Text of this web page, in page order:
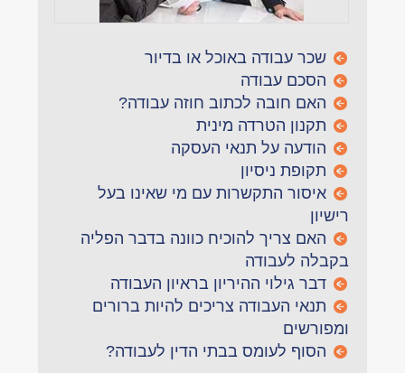
שכר עבודה באוכל או בדיור
הסכם עבודה
האם חובה לכתוב חוזה עבודה?
תקנון הטרדה מינית
הודעה על תנאי העסקה
תקופת ניסיון
איסור התקשרות עם מי שאינו בעל
רישיון
האם צריך להוכיח כוונה בדבר הפליה
בקבלה לעבודה
דבר גילוי ההיריון בראיון העבודה
תנאי העבודה צריכים להיות ברורים
ומפורשים
הסוף לעומס בבתי הדין לעבודה?